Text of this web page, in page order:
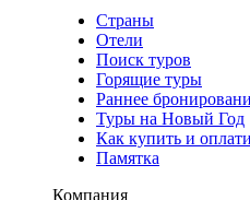
Страны
Отели
Поиск туров
Горящие туры
Раннее
Туры на Новый Год
Как купить и
Памятка
Компания